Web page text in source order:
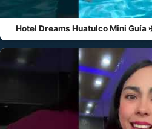
Hotel Dreams Huatulco Mini